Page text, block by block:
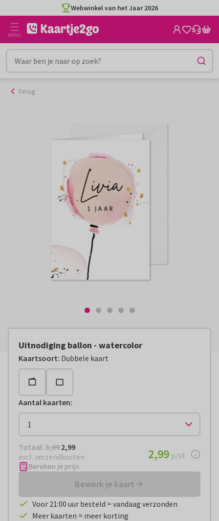
naar
inhoud
Webwinkel van het Jaar 2026
MENU
Terug
Uitnodiging ballon - watercolor
Kaartsoort: Dubbele kaart
Aantal kaarten:
Totaal: € 2,99
Totaal: 3,09 2,99
excl. verzendkosten
€ 2,99per stuk
2,99 p/st.
Bereken je prijs
Bewerk je kaart
Voor 21:00 uur besteld = vandaag verzonden
Meer kaarten = meer korting